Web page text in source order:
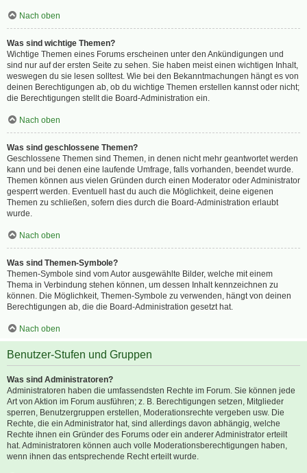
Nach oben
Was sind wichtige Themen?
Wichtige Themen eines Forums erscheinen unter den Ankündigungen und
sind nur auf der ersten Seite zu sehen. Sie haben meist einen wichtigen Inhalt,
weswegen du sie lesen solltest. Wie bei den Bekanntmachungen hängt es von
deinen Berechtigungen ab, ob du wichtige Themen erstellen kannst oder nicht;
die Berechtigungen stellt die Board-Administration ein.
Nach oben
Was sind geschlossene Themen?
Geschlossene Themen sind Themen, in denen nicht mehr geantwortet werden
kann und bei denen eine laufende Umfrage, falls vorhanden, beendet wurde.
Themen können aus vielen Gründen durch einen Moderator oder Administrator
gesperrt werden. Eventuell hast du auch die Möglichkeit, deine eigenen
Themen zu schließen, sofern dies durch die Board-Administration erlaubt
wurde.
Nach oben
Was sind Themen-Symbole?
Themen-Symbole sind vom Autor ausgewählte Bilder, welche mit einem
Thema in Verbindung stehen können, um dessen Inhalt kennzeichnen zu
können. Die Möglichkeit, Themen-Symbole zu verwenden, hängt von deinen
Berechtigungen ab, die die Board-Administration gesetzt hat.
Nach oben
Benutzer-Stufen und Gruppen
Was sind Administratoren?
Administratoren haben die umfassendsten Rechte im Forum. Sie können jede
Art von Aktion im Forum ausführen; z. B. Berechtigungen setzen, Mitglieder
sperren, Benutzergruppen erstellen, Moderationsrechte vergeben usw. Die
Rechte, die ein Administrator hat, sind allerdings davon abhängig, welche
Rechte ihnen ein Gründer des Forums oder ein anderer Administrator erteilt
hat. Administratoren können auch volle Moderationsberechtigungen haben,
wenn ihnen das entsprechende Recht erteilt wurde.